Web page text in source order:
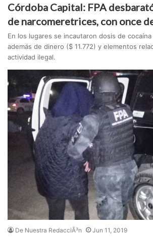
Córdoba Capital: FPA
de narcomeretrices, con once
En los lugares se incautaron dosis de cocaína
además de dinero ($ 11.772) y elementos
actividad ilegal.
De Nuestra RedacciÃ³n Jun 11, 2019